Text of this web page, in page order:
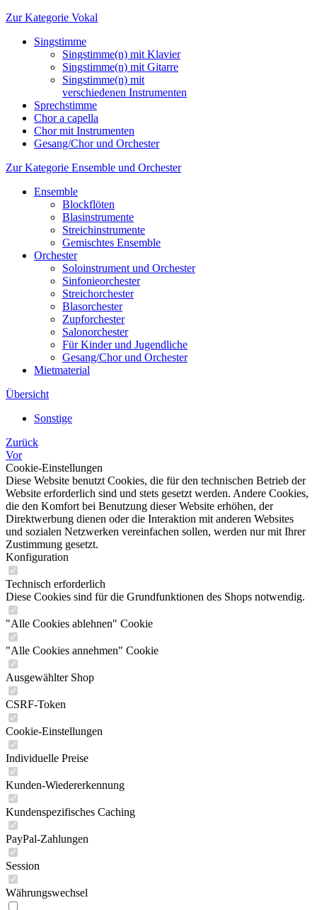
Zur Kategorie Vokal
Singstimme
Singstimme(n) mit Klavier
Singstimme(n) mit Gitarre
Singstimme(n) mit
verschiedenen Instrumenten
Sprechstimme
Chor a capella
Chor mit Instrumenten
Gesang/Chor und Orchester
Zur Kategorie Ensemble und Orchester
Ensemble
Blockflöten
Blasinstrumente
Streichinstrumente
Gemischtes Ensemble
Orchester
Soloinstrument und Orchester
Sinfonieorchester
Streichorchester
Blasorchester
Zupforchester
Salonorchester
Für Kinder und Jugendliche
Gesang/Chor und Orchester
Mietmaterial
Übersicht
Sonstige
Zurück
Vor
Cookie-Einstellungen
Diese Website benutzt Cookies, die für den technischen Betrieb der
Website erforderlich sind und stets gesetzt werden. Andere Cookies,
die den Komfort bei Benutzung dieser Website erhöhen, der
Direktwerbung dienen oder die Interaktion mit anderen Websites
und sozialen Netzwerken vereinfachen sollen, werden nur mit Ihrer
Zustimmung gesetzt.
Konfiguration
Technisch erforderlich
Diese Cookies sind für die Grundfunktionen des Shops notwendig.
"Alle Cookies ablehnen" Cookie
"Alle Cookies annehmen" Cookie
Ausgewählter Shop
CSRF-Token
Cookie-Einstellungen
Individuelle Preise
Kunden-Wiedererkennung
Kundenspezifisches Caching
PayPal-Zahlungen
Session
Währungswechsel